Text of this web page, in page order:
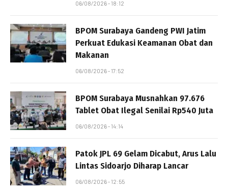
06/08/2026 - 18:12
BPOM Surabaya Gandeng PWI Jatim
Perkuat Edukasi Keamanan Obat dan
Makanan
06/08/2026 - 17:52
BPOM Surabaya Musnahkan 97.676
Tablet Obat Ilegal Senilai Rp540 Juta
06/08/2026 - 14:14
Patok JPL 69 Gelam Dicabut, Arus Lalu
Lintas Sidoarjo Diharap Lancar
06/08/2026 - 12:55